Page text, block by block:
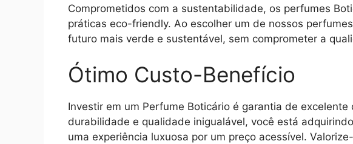
Comprometidos com a sustentabilidade, os perfumes
práticas eco-friendly. Ao escolher um de nossos
futuro mais verde e sustentável, sem comprometer a
Ótimo Custo-Benefício
Investir em um Perfume Boticário é garantia de
durabilidade e qualidade inigualável, você está
uma experiência luxuosa por um preço acessível.